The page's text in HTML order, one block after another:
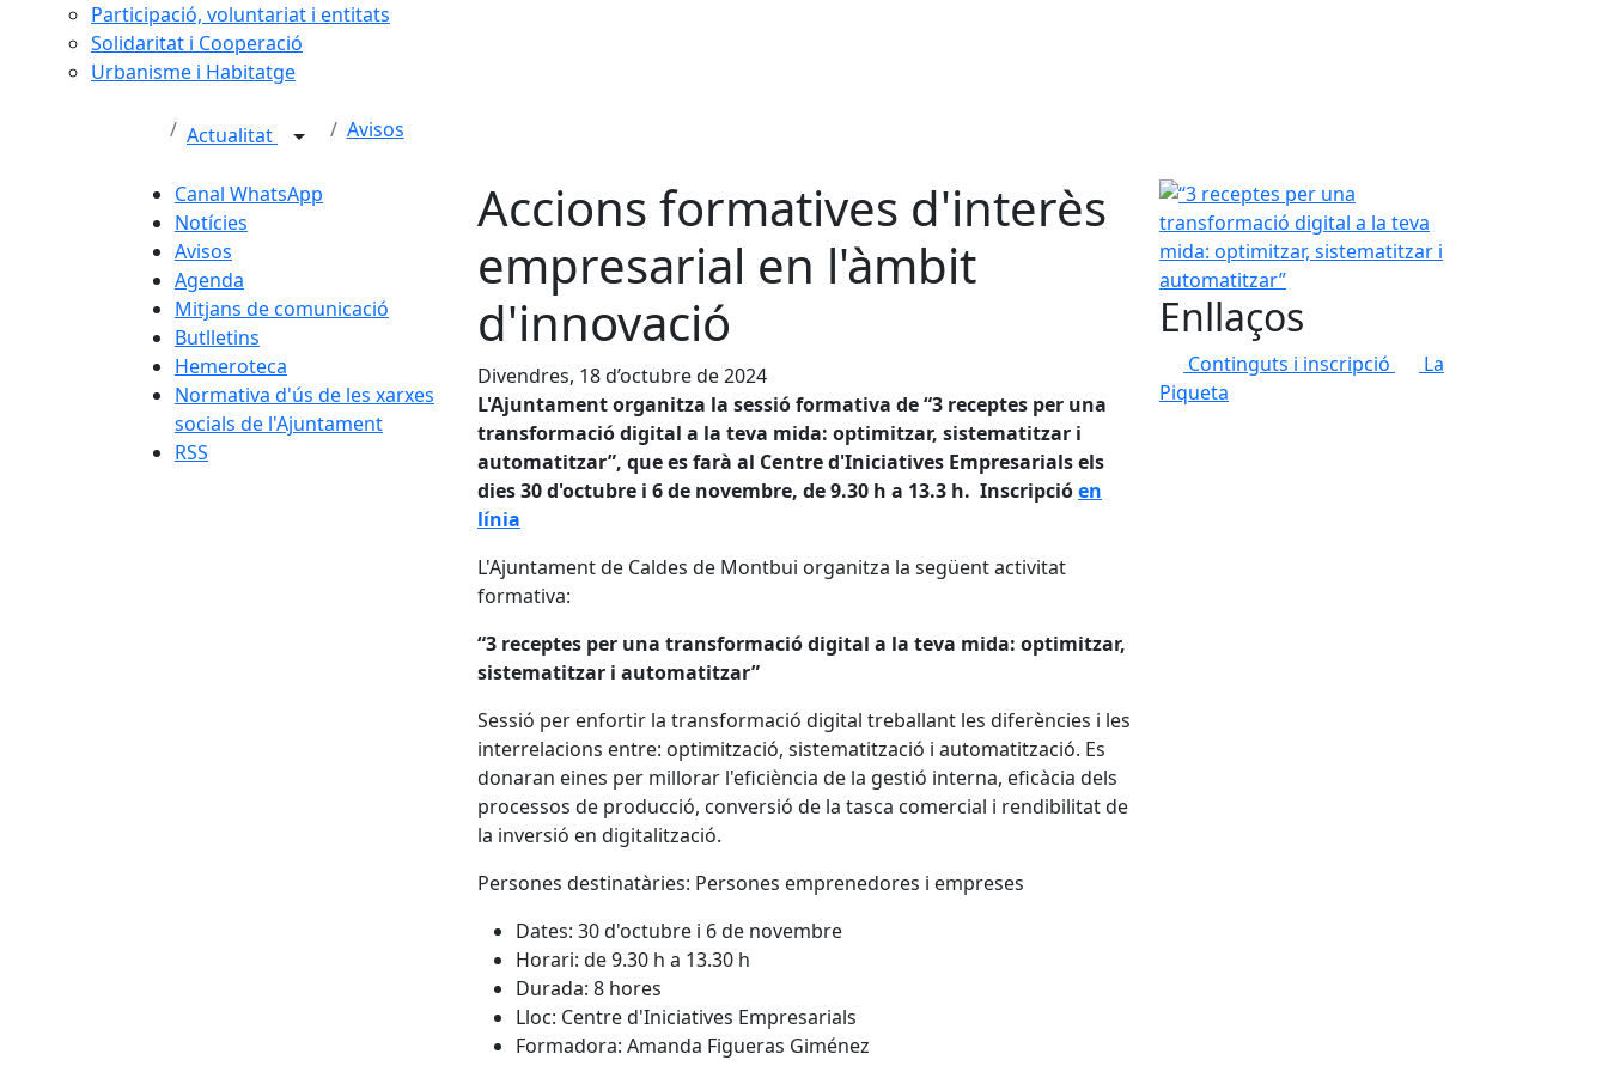
Participació, voluntariat i entitats
Solidaritat i Cooperació
Urbanisme i Habitatge
Actualitat Avisos
Canal WhatsApp
Notícies
Avisos
Agenda
Mitjans de comunicació
Butlletins
Hemeroteca
Normativa d'ús de les xarxes
socials de l'Ajuntament
RSS
Accions formatives d'interès
empresarial en l'àmbit
d'innovació
Divendres, 18 d’octubre de 2024
L'Ajuntament organitza la sessió formativa de “3 receptes per una
transformació digital a la teva mida: optimitzar, sistematitzar i
automatitzar”, que es farà al Centre d'Iniciatives Empresarials els
dies 30 d'octubre i 6 de novembre, de 9.30 h a 13.3 h. Inscripcióen
línia
L'Ajuntament de Caldes de Montbui organitza la següent activitat
formativa:
“3 receptes per una transformació digital a la teva mida: optimitzar,
sistematitzar i automatitzar”
Sessió per enfortir la transformació digital treballant les diferències i les
interrelacions entre: optimització, sistematització i automatització. Es
donaran eines per millorar l'eficiència de la gestió interna, eficàcia dels
processos de producció, conversió de la tasca comercial i rendibilitat de
la inversió en digitalització.
Persones destinatàries: Persones emprenedores i empreses
Dates: 30 d'octubre i 6 de novembre
Horari: de 9.30 h a 13.30 h
Durada: 8 hores
Lloc: Centre d'Iniciatives Empresarials
Formadora: Amanda Figueras Giménez
“3 receptes per una transformació digital a la
Enllaços
Continguts i inscripció
La
Piqueta